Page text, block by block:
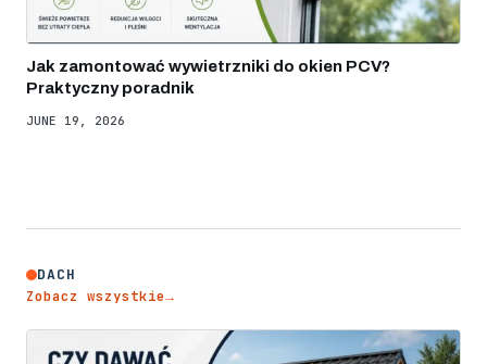
Jak zamontować wywietrzniki do okien PCV?
Praktyczny poradnik
JUNE 19, 2026
DACH
Zobacz wszystkie→